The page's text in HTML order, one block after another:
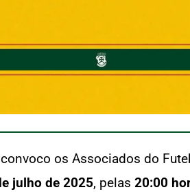
os Associados do
julho de 2025, pelas 20:00